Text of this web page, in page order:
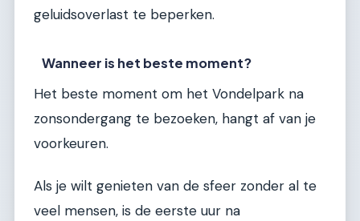
geluidsoverlast te beperken.
Wanneer is het beste moment?
Het beste moment om het Vondelpark na
zonsondergang te bezoeken, hangt af van je
voorkeuren.
Als je wilt genieten van de sfeer zonder al te
veel mensen, is de eerste uur na